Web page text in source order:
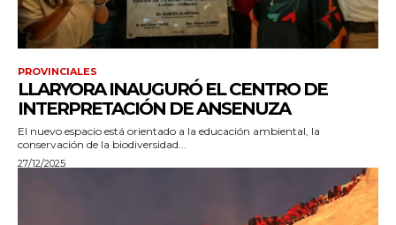
PROVINCIALES
LLARYORA INAUGURÓ EL CENTRO DE
INTERPRETACIÓN DE ANSENUZA
El nuevo espacio está orientado a la educación ambiental, la
conservación de la biodiversidad...
27/12/2025